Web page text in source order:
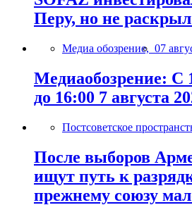
Перу, но не
Медиа обозрение, 07
Медиаобозрение: С
до 16:00 7 августа
Постсоветское
После выборов
ищут путь к
прежнему союзу